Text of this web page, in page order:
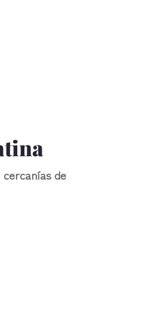
cercanías de